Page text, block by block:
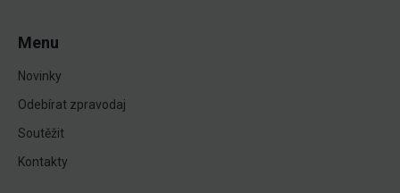
Menu
Novinky
Odebírat zpravodaj
Soutěžit
Kontakty